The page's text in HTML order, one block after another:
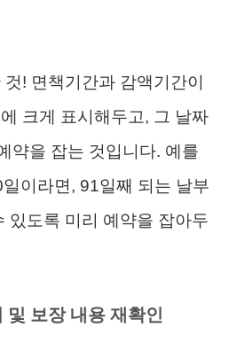
! 면책기간과 감액기간이
크게 표시해두고, 그 날짜
약을 잡는 것입니다. 예를
이라면, 91일째 되는 날부
있도록 미리 예약을 잡아두
및 보장 내용 재확인